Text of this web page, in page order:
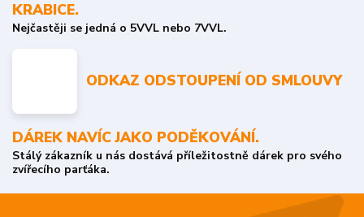
KRABICE.
Nejčastěji se jedná o 5VVL nebo 7VVL.
ODKAZ ODSTOUPENÍ OD SMLOUVY
DÁREK NAVÍC JAKO PODĚKOVÁNÍ.
Stálý zákazník u nás dostává příležitostně dárek pro svého
zvířecího parťáka.